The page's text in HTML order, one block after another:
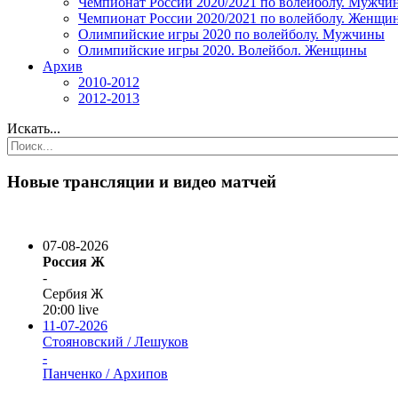
Чемпионат России 2020/2021 по волейболу.
Олимпийские игры 2020 по волейболу. Мужчины
Олимпийские игры 2020. Волейбол. Женщины
Архив
2010-2012
2012-2013
Искать...
Новые трансляции и видео матчей
07-08-2026
Россия Ж
-
Сербия Ж
20:00 live
11-07-2026
Стояновский / Лешуков
-
Панченко / Архипов